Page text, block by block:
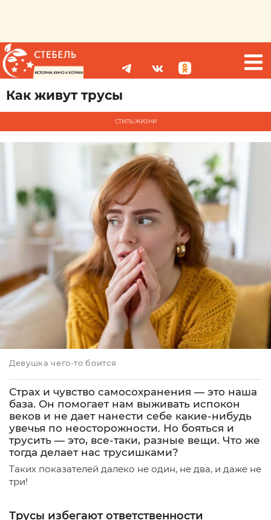
Как живут трусы
СТИЛЬ ЖИЗНИ
Девушка чего-то боится
Страх и чувство самосохранения — это наша
база. Он помогает нам выживать испокон
веков и не дает нанести себе какие-нибудь
увечья по неосторожности. Но бояться и
трусить — это, все-таки, разные вещи. Что же
тогда делает нас трусишками?
Таких показателей далеко не один, не два, и даже не
три!
Трусы избегают ответственности